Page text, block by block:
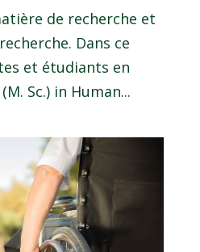
de recherche et
Dans ce
et étudiants en
Sc.) in Human...